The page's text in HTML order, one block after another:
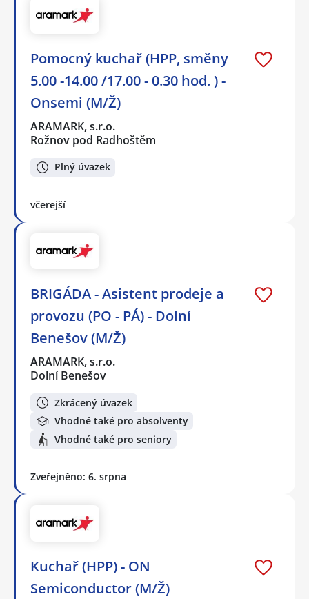
Pomocný kuchař (HPP, směny
5.00 -14.00 /17.00 - 0.30 hod. ) -
Onsemi (M/Ž)
ARAMARK, s.r.o.
Rožnov pod Radhoštěm
Plný úvazek
včerejší
BRIGÁDA - Asistent prodeje a
provozu (PO - PÁ) - Dolní
Benešov (M/Ž)
ARAMARK, s.r.o.
Dolní Benešov
Zkrácený úvazek
Vhodné také pro absolventy
Vhodné také pro seniory
Zveřejněno: 6. srpna
Kuchař (HPP) - ON
Semiconductor (M/Ž)